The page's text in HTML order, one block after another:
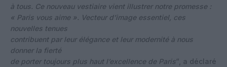
à tous. Ce nouveau vestiaire vient illustrer notre promesse :
« Paris vous aime ». Vecteur d’image essentiel, ces
nouvelles tenues
contribuent par leur élégance et leur modernité à nous
donner la fierté
de porter toujours plus haut l’excellence de Paris“, a déclaré